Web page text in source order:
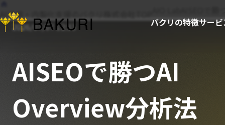
バクリの特徴サー
AI活用・内製化支援のバクリ株式会社TOP
2026/07/07 12:33
AISEOで勝つAI
Overview分析法